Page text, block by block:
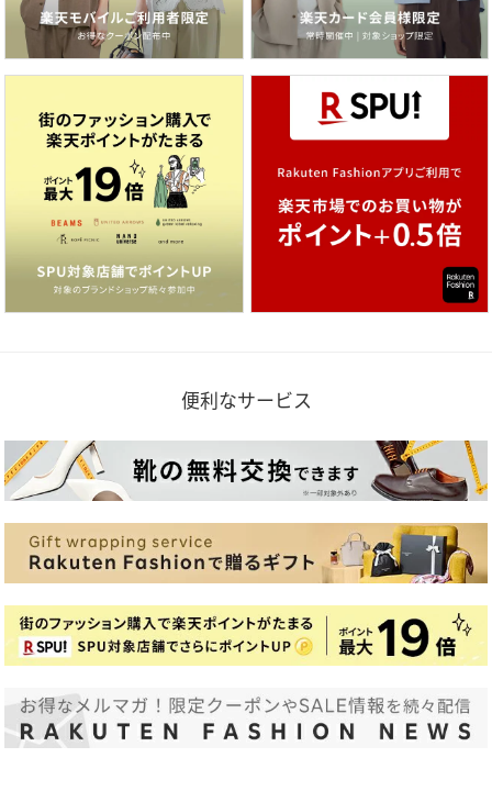
便利なサービス